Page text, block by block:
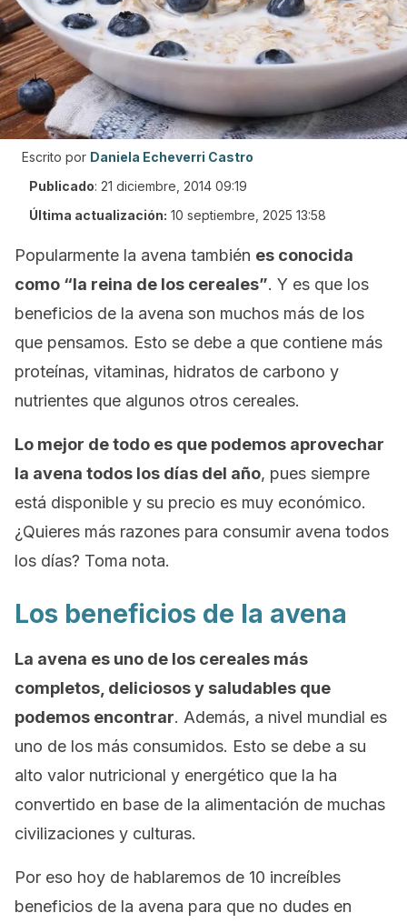
Escrito por Daniela Echeverri Castro
Publicado: 21 diciembre, 2014 09:19
Última actualización: 10 septiembre, 2025 13:58
Popularmente la avena también es conocida
como “la reina de los cereales”. Y es que los
beneficios de la avena son muchos más de los
que pensamos. Esto se debe a que contiene más
proteínas, vitaminas, hidratos de carbono y
nutrientes que algunos otros cereales.
Lo mejor de todo es que podemos aprovechar
la avena todos los días del año, pues siempre
está disponible y su precio es muy económico.
¿Quieres más razones para consumir avena todos
los días? Toma nota.
Los beneficios de la avena
La avena es uno de los cereales más
completos, deliciosos y saludables que
podemos encontrar. Además, a nivel mundial es
uno de los más consumidos. Esto se debe a su
alto valor nutricional y energético que la ha
convertido en base de la alimentación de muchas
civilizaciones y culturas.
Por eso hoy de hablaremos de 10 increíbles
beneficios de la avena para que no dudes en